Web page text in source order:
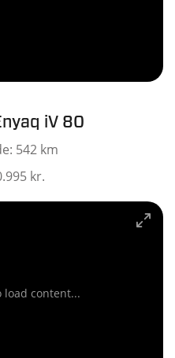
iV 80
542 km
kr.
load content...